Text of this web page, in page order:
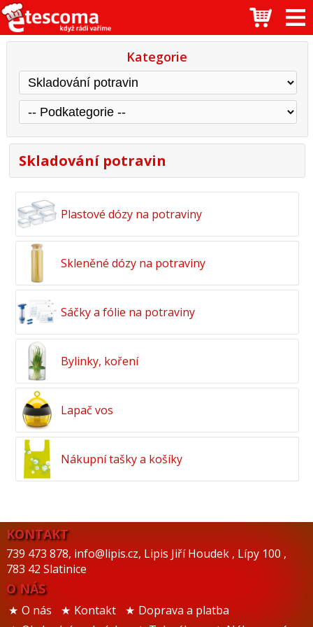
Kategorie
Skladování potravin
Plastové dózy na potraviny
Skleněné dózy na potraviny
Sáčky a fólie na potraviny
Bylinky, koření
Lapač vos
Nákupní tašky a košíky
KONTAKT
739 473 878, info@lipis.cz, Lipis Jiří Houdek , Lípy 100 ,
783 42 Slatinice
O NÁS
O nás Kontakt
Doprava a platba